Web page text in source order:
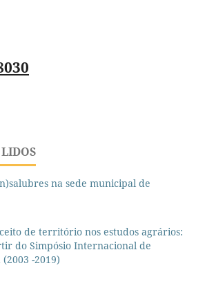
na sede municipal de
de território nos estudos agrários:
do Simpósio Internacional de
-2019)